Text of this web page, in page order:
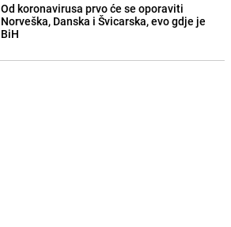
Od koronavirusa prvo će se oporaviti
Norveška, Danska i Švicarska, evo gdje je
BiH